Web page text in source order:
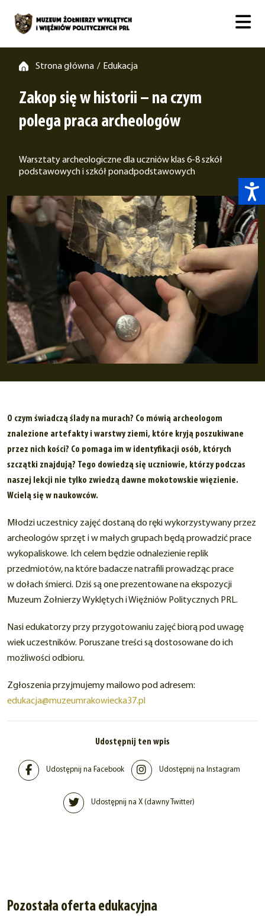
Strona główna / Edukacja
Zakop się w historii – na czym
polega praca archeologów
Warsztaty archeologiczne dla uczniów klas 6-8 szkół
podstawowych i szkół ponadpodstawowych
O czym świadczą ślady na murach? Co mówią archeologom
znalezione artefakty i warstwy ziemi, które kryją poszukiwane
przez nich kości? Co pomaga im w identyfikacji osób, których
szczątki znajdują? Tego dowiedzą się uczniowie, którzy podczas
naszej lekcji nie tylko zwiedzą dawne mokotowskie więzienie.
Wcielą się w naukowców.
Młodzi uczestnicy zajęć dostaną do ręki wykorzystywany przez
archeologów sprzęt i w małych grupach będą prowadzić prace
wykopaliskowe. Ich celem będzie odnalezienie replik
przedmiotów, na które badacze natrafili prowadząc prace
w dołach śmierci. Dziś są one prezentowane na ekspozycji
Muzeum Żołnierzy Wyklętych i Więźniów Politycznych PRL.
Nasi edukatorzy przy przygotowaniu zajęć biorą pod uwagę
wiek uczestników. Poruszane treści są dostosowane do ich
możliwości odbioru.
Zgłoszenia przyjmujemy mailowo pod adresem:
edukacja@muzeumrakowiecka37.pl
Udostępnij ten wpis
Udostępnij na Facebook Udostępnij na Instagram
Udostępnij na X (dawny Twitter)
Pozostała oferta edukacyjna